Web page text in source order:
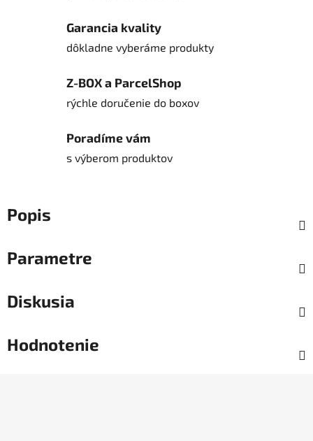
Garancia kvality
dôkladne vyberáme produkty
Z-BOX a ParcelShop
rýchle doručenie do boxov
Poradíme vám
s výberom produktov
Popis
Parametre
Diskusia
Hodnotenie